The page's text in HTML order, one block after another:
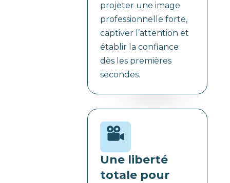
projeter une image
professionnelle forte,
captiver l’attention et
établir la confiance
dès les premières
secondes.
Une liberté
totale pour